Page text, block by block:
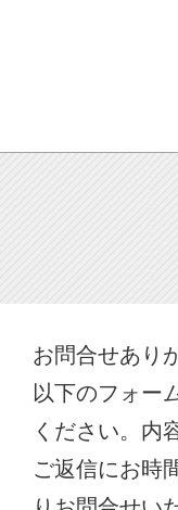
お問合せあり
以下のフォー
ください。内
ご返信にお時